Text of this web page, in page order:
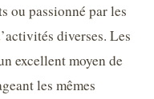
ou passionné par les
diverses. Les
excellent moyen de
les mêmes